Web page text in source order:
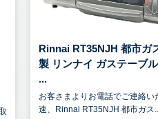
Rinnai RT35NJH 都市ガ
製 リンナイ ガステーブ
...
お客さまよりお電話でご連絡い
速、Rinnai RT35NJH 都市ガス